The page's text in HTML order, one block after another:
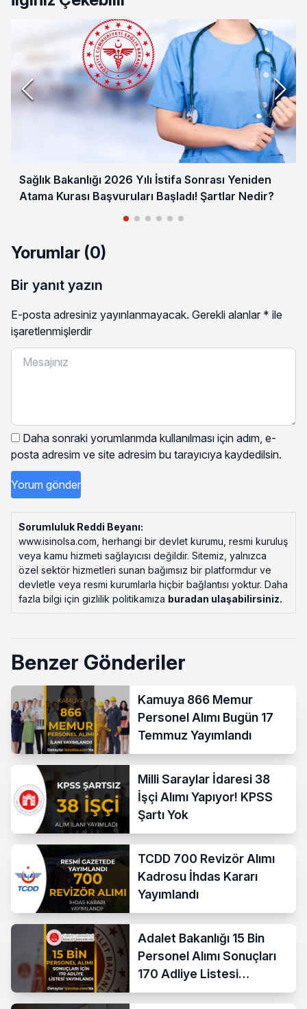
Sağlık Bakanlığı 2026 Yılı İstifa Sonrası Yeniden
Atama Kurası Başvuruları Başladı! Şartlar Nedir?
Yorumlar (0)
Bir yanıt yazın
E-posta adresiniz yayınlanmayacak. Gerekli alanlar * ile
işaretlenmişlerdir
Daha sonraki yorumlarımda kullanılması için adım, e-
posta adresim ve site adresim bu tarayıcıya kaydedilsin.
Sorumluluk Reddi Beyanı:
www.isinolsa.com, herhangi bir devlet kurumu, resmi kuruluş
veya kamu hizmeti sağlayıcısı değildir. Sitemiz, yalnızca
özel sektör hizmetleri sunan bağımsız bir platformdur ve
devletle veya resmi kurumlarla hiçbir bağlantısı yoktur. Daha
fazla bilgi için gizlilik politikamıza buradan ulaşabilirsiniz.
Benzer Gönderiler
Kamuya 866 Memur
Personel Alımı Bugün 17
Temmuz Yayımlandı
Milli Saraylar İdaresi 38
İşçi Alımı Yapıyor! KPSS
Şartı Yok
TCDD 700 Revizör Alımı
Kadrosu İhdas Kararı
Yayımlandı
Adalet Bakanlığı 15 Bin
Personel Alımı Sonuçları
170 Adliye Listesi
Açıklandı